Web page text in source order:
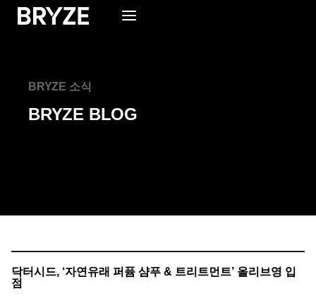
BRYZE 소식
BRYZE BLOG
닥터시드, ‘자연유래 퍼퓸 샴푸 & 트리트먼트’ 올리브영 입
점